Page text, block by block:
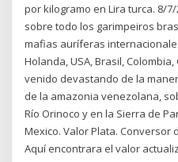
por kilogramo en Lira turca. 8/
sobre todo los garimpeiros
mafias auríferas
Holanda, USA, Brasil,
venido devastando de la
de la amazonia venezolana,
Río Orinoco y en la Sierra de
Mexico. Valor Plata. Conversor
Aquí encontrara el valor